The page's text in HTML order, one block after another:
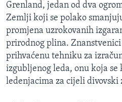
Grenland, jedan od dva
Zemlji koji se polako
promjena uzrokovanih
prirodnog plina.
prihvaćenu tehniku za
izgubljenog leda, onu koja
ledenjacima za cijeli divovski